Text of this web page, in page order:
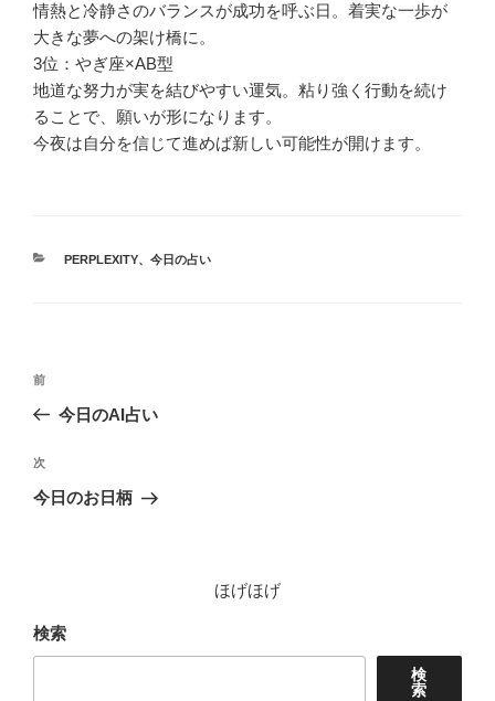
情熱と冷静さのバランスが成功を呼ぶ日。着実な一歩が
大きな夢への架け橋に。
3位：やぎ座×AB型
地道な努力が実を結びやすい運気。粘り強く行動を続け
ることで、願いが形になります。
今夜は自分を信じて進めば新しい可能性が開けます。
カ
PERPLEXITY、 今日の占い
投
ビ
ゲ
前
の
稿
前
今日のAI占い
次
の
次
今日のお日柄
ほげほげ
検索
検
索